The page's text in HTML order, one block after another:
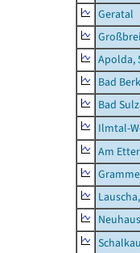
Geratal
Apolda,
Bad
Bad
Ilmtal-
Am